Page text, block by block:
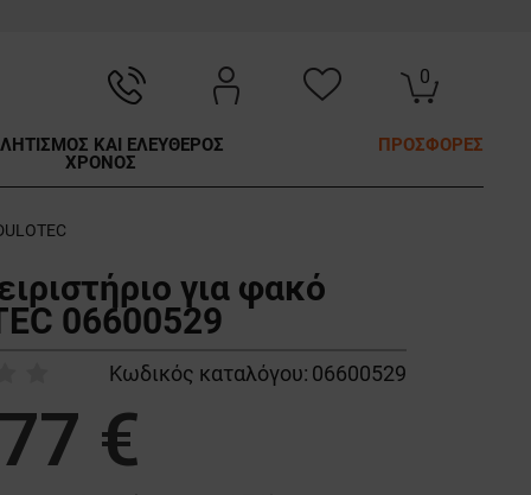
0
ΚΑΙ ΕΛΕΥΘΕΡΟΣ
ΧΡΟΝΟΣ
ΠΡΟΣΦΟΡΕΣ
για φακό
06600529
Κωδικός καταλόγου: 06600529
€